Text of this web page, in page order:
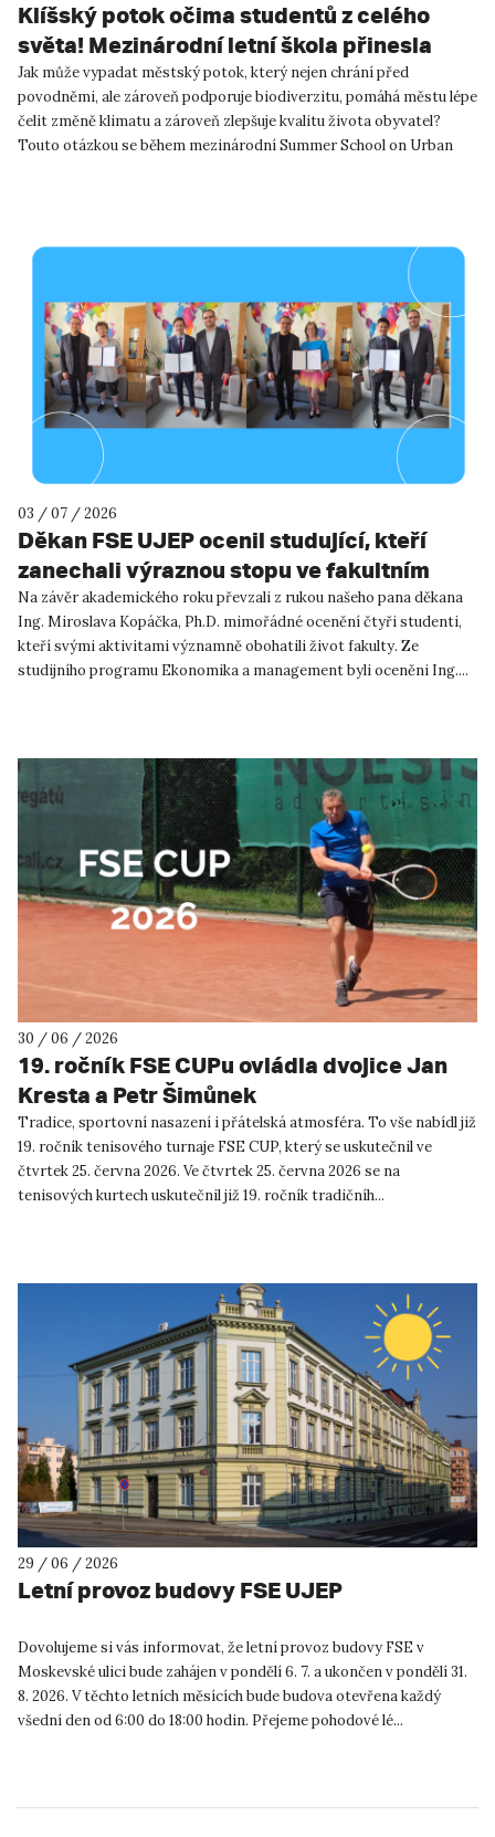
Klíšský potok očima studentů z celého
světa! Mezinárodní letní škola přinesla
inspiraci pro Ústí nad Labem!
Jak může vypadat městský potok, který nejen chrání před
povodněmi, ale zároveň podporuje biodiverzitu, pomáhá městu lépe
čelit změně klimatu a zároveň zlepšuje kvalitu života obyvatel?
Touto otázkou se během mezinárodní Summer School on Urban
03 / 07 / 2026
Děkan FSE UJEP ocenil studující, kteří
zanechali výraznou stopu ve fakultním
životě
Na závěr akademického roku převzali z rukou našeho pana děkana
Ing. Miroslava Kopáčka, Ph.D. mimořádné ocenění čtyři studenti,
kteří svými aktivitami významně obohatili život fakulty. Ze
studijního programu Ekonomika a management byli oceněni Ing....
30 / 06 / 2026
19. ročník FSE CUPu ovládla dvojice Jan
Kresta a Petr Šimůnek
Tradice, sportovní nasazení i přátelská atmosféra. To vše nabídl již
19. ročník tenisového turnaje FSE CUP, který se uskutečnil ve
čtvrtek 25. června 2026. Ve čtvrtek 25. června 2026 se na
tenisových kurtech uskutečnil již 19. ročník tradičníh...
29 / 06 / 2026
Letní provoz budovy FSE UJEP
Dovolujeme si vás informovat, že letní provoz budovy FSE v
Moskevské ulici bude zahájen v pondělí 6. 7. a ukončen v pondělí 31.
8. 2026. V těchto letních měsících bude budova otevřena každý
všední den od 6:00 do 18:00 hodin. Přejeme pohodové lé...